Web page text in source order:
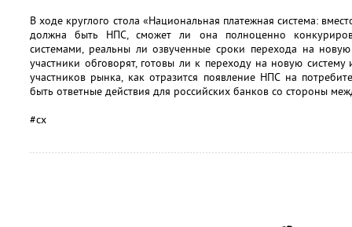
В ходе круглого стола «Национальная платежная система:
должна быть НПС, сможет ли она полноценно
системами, реальны ли озвученные сроки перехода на
участники обговорят, готовы ли к переходу на новую
участников рынка, как отразится появление НПС на
быть ответные действия для российских банков со стороны
#сх